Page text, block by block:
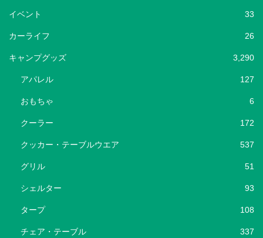
イベント 33
カーライフ 26
キャンプグッズ 3,290
アパレル 127
おもちゃ 6
クーラー 172
クッカー・テーブルウエア 537
グリル 51
シェルター 93
タープ 108
チェア・テーブル 337